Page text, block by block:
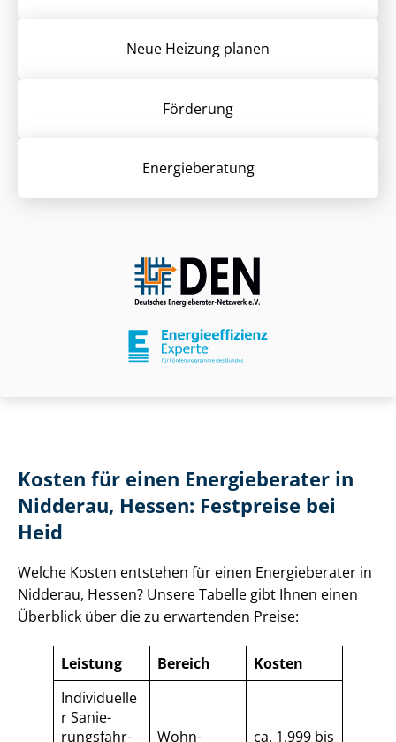
Neue Heizung planen
Förderung
Energieberatung
Kosten für einen Energieberater in
Nidderau, Hessen: Festpreise bei
Heid
Welche Kosten entstehen für einen Energieberater in
Nidderau, Hessen? Unsere Tabelle gibt Ihnen einen
Überblick über die zu erwartenden Preise:
Leistung Bereich
Kosten
Individuelle
r Sa­nie­
rungs­fahr­
Wohn­ ca. 1.999 bis